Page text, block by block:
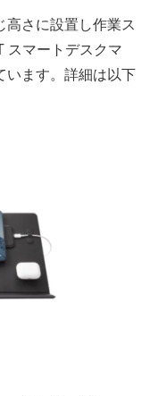
さに設置し作業ス
スマートデスクマ
います。詳細は以下